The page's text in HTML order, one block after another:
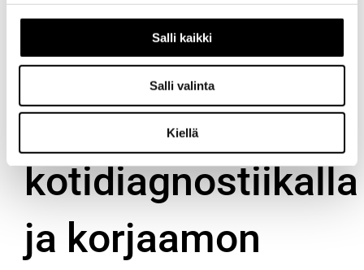
Salli kaikki
Salli valinta
Kiellä
Mitä eroa on
OBD-lukijalla
tehdyllä
kotidiagnostiikalla
ja korjaamon